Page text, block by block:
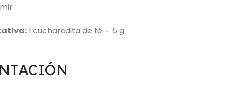
1 cucharadita de té = 5 g